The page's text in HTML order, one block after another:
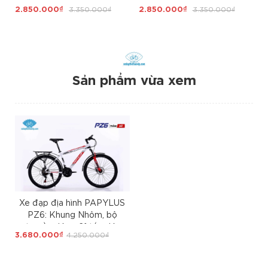
khung, Bánh 24, Ngon - Rẻ
2.850.000₫ 3.350.000₫
khung, Bánh 26, Ngon - Rẻ
2.850.000₫ 3.350.000₫
Sản phẩm vừa xem
Xe đạp địa hình PAPYLUS
PZ6: Khung Nhôm, bộ
phanh đĩa, Bánh 26, Ngon -
3.680.000₫ 4.250.000₫